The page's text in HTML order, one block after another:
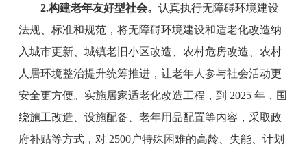
2.构建老年友好型社会。 认真执行无障碍环境建设
法规、标准和规范，将无障碍环境建设和适老化改造纳
入城市更新、城镇老旧小区改造、农村危房改造、农村
人居环境整治提升统筹推进，让老年人参与社会活动更
安全更方便。实施居家适老化改造工程，到 2025 年，围
绕施工改造、设施配备、老年用品配置等内容，采取政
府补贴等方式，对 2500户特殊困难的高龄、失能、计划